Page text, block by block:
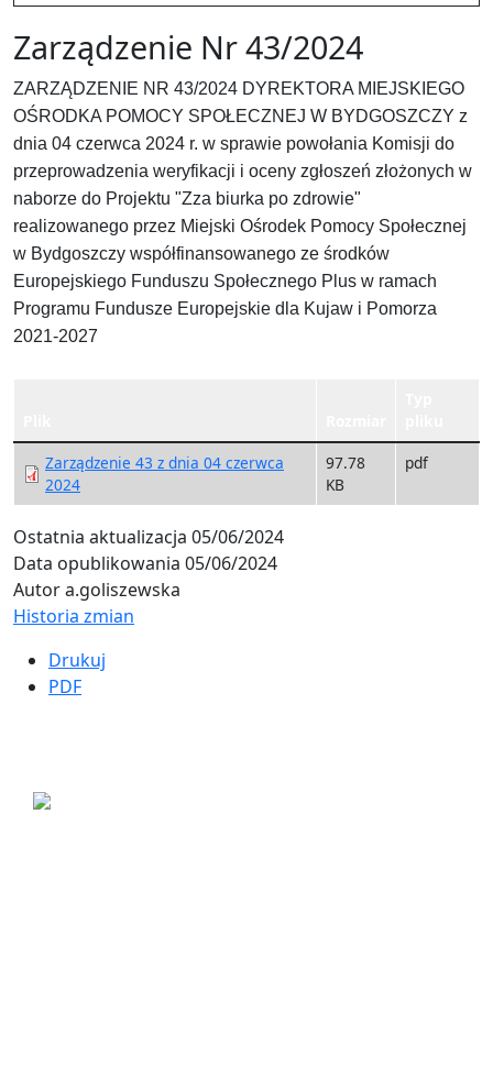
Zarządzenie Nr 43/2024
ZARZĄDZENIE NR 43/2024 DYREKTORA MIEJSKIEGO
OŚRODKA POMOCY SPOŁECZNEJ W BYDGOSZCZY z
dnia 04 czerwca 2024 r. w sprawie powołania Komisji do
przeprowadzenia weryfikacji i oceny zgłoszeń złożonych w
naborze do Projektu "Zza biurka po zdrowie"
realizowanego przez Miejski Ośrodek Pomocy Społecznej
w Bydgoszczy współfinansowanego ze środków
Europejskiego Funduszu Społecznego Plus w ramach
Programu Fundusze Europejskie dla Kujaw i Pomorza
2021-2027
Zarządzenie 43 z dnia 04 czerwca
2024
97.78
KB
pdf
Ostatnia aktualizacja 05/06/2024
Data opublikowania 05/06/2024
Autora.goliszewska
Historia zmian
Drukuj
PDF